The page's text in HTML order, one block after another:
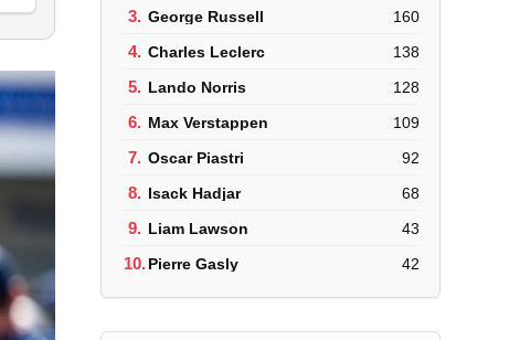
3. George Russell 160
4. Charles Leclerc 138
5. Lando Norris 128
6. Max Verstappen 109
7. Oscar Piastri 92
8. Isack Hadjar 68
9. Liam Lawson 43
10.Pierre Gasly 42